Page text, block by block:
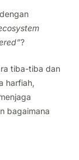
?
tiba-tiba dan
harfiah,
bagaimana